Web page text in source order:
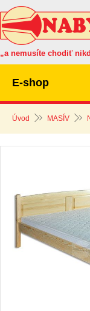
„a nemusíte chodiť
Úvod MASÍV
E-shop